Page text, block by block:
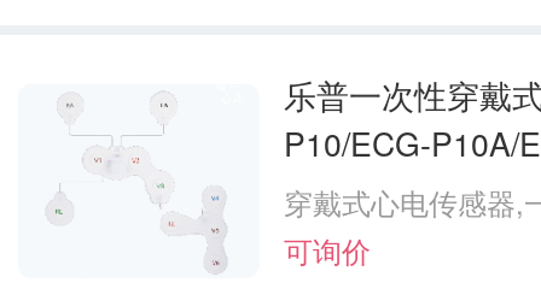
乐普一次性穿戴
P10/ECG-P10A/
穿戴式心电传感器,
可询价